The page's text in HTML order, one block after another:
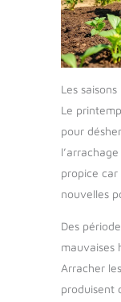
Les
Le
pour
propice
nouvelles
Des
mauvaises
Arracher
produisent